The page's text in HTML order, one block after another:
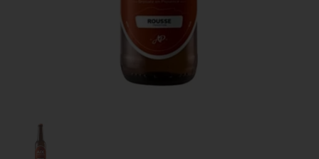
Afficher la diapositive 1